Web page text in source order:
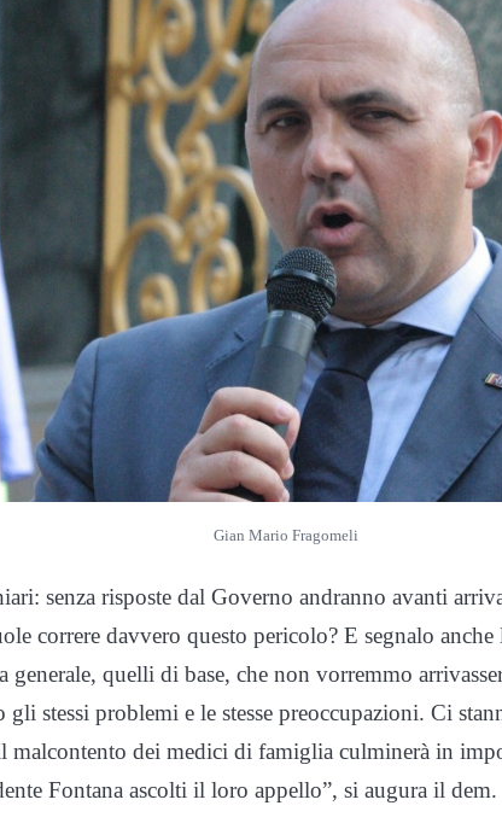
Gian Mario Fragomeli
senza risposte dal Governo andranno avanti
correre davvero questo pericolo? E segnalo
quelli di base, che non vorremmo
stessi problemi e le stesse preoccupazioni. Ci
malcontento dei medici di famiglia culminerà in
Fontana ascolti il loro appello”, si augura il dem.